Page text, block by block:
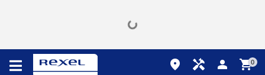
place handyman person shopping_cart0